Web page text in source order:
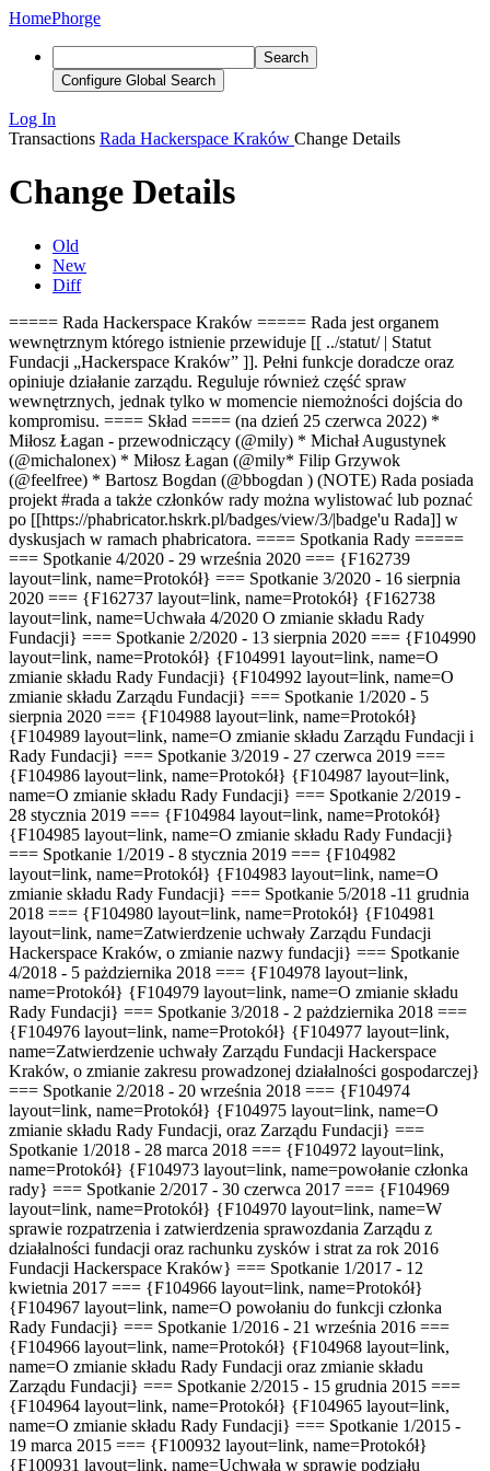
HomePhorge
Search
Configure Global Search
Log In
Transactions Rada Hackerspace Kraków Change Details
Change Details
Old
New
Diff
===== Rada Hackerspace Kraków ===== Rada jest organem
wewnętrznym którego istnienie przewiduje [[ ../statut/ | Statut
Fundacji „Hackerspace Kraków” ]]. Pełni funkcje doradcze oraz
opiniuje działanie zarządu. Reguluje również część spraw
wewnętrznych, jednak tylko w momencie niemożności dojścia do
kompromisu. ==== Skład ==== (na dzień 25 czerwca 2022) *
Miłosz Łagan - przewodniczący (@mily) * Michał Augustynek
(@michalonex) * Miłosz Łagan (@mily* Filip Grzywok
(@feelfree) * Bartosz Bogdan (@bbogdan ) (NOTE) Rada posiada
projekt #rada a także członków rady można wylistować lub poznać
po [[https://phabricator.hskrk.pl/badges/view/3/|badge'u Rada]] w
dyskusjach w ramach phabricatora. ==== Spotkania Rady =====
=== Spotkanie 4/2020 - 29 września 2020 === {F162739
layout=link, name=Protokół} === Spotkanie 3/2020 - 16 sierpnia
2020 === {F162737 layout=link, name=Protokół} {F162738
layout=link, name=Uchwała 4/2020 O zmianie składu Rady
Fundacji} === Spotkanie 2/2020 - 13 sierpnia 2020 === {F104990
layout=link, name=Protokół} {F104991 layout=link, name=O
zmianie składu Rady Fundacji} {F104992 layout=link, name=O
zmianie składu Zarządu Fundacji} === Spotkanie 1/2020 - 5
sierpnia 2020 === {F104988 layout=link, name=Protokół}
{F104989 layout=link, name=O zmianie składu Zarządu Fundacji i
Rady Fundacji} === Spotkanie 3/2019 - 27 czerwca 2019 ===
{F104986 layout=link, name=Protokół} {F104987 layout=link,
name=O zmianie składu Rady Fundacji} === Spotkanie 2/2019 -
28 stycznia 2019 === {F104984 layout=link, name=Protokół}
{F104985 layout=link, name=O zmianie składu Rady Fundacji}
=== Spotkanie 1/2019 - 8 stycznia 2019 === {F104982
layout=link, name=Protokół} {F104983 layout=link, name=O
zmianie składu Rady Fundacji} === Spotkanie 5/2018 -11 grudnia
2018 === {F104980 layout=link, name=Protokół} {F104981
layout=link, name=Zatwierdzenie uchwały Zarządu Fundacji
Hackerspace Kraków, o zmianie nazwy fundacji} === Spotkanie
4/2018 - 5 pażdziernika 2018 === {F104978 layout=link,
name=Protokół} {F104979 layout=link, name=O zmianie składu
Rady Fundacji} === Spotkanie 3/2018 - 2 pażdziernika 2018 ===
{F104976 layout=link, name=Protokół} {F104977 layout=link,
name=Zatwierdzenie uchwały Zarządu Fundacji Hackerspace
Kraków, o zmianie zakresu prowadzonej działalności gospodarczej}
=== Spotkanie 2/2018 - 20 września 2018 === {F104974
layout=link, name=Protokół} {F104975 layout=link, name=O
zmianie składu Rady Fundacji, oraz Zarządu Fundacji} ===
Spotkanie 1/2018 - 28 marca 2018 === {F104972 layout=link,
name=Protokół} {F104973 layout=link, name=powołanie członka
rady} === Spotkanie 2/2017 - 30 czerwca 2017 === {F104969
layout=link, name=Protokół} {F104970 layout=link, name=W
sprawie rozpatrzenia i zatwierdzenia sprawozdania Zarządu z
działalności fundacji oraz rachunku zysków i strat za rok 2016
Fundacji Hackerspace Kraków} === Spotkanie 1/2017 - 12
kwietnia 2017 === {F104966 layout=link, name=Protokół}
{F104967 layout=link, name=O powołaniu do funkcji członka
Rady Fundacji} === Spotkanie 1/2016 - 21 września 2016 ===
{F104966 layout=link, name=Protokół} {F104968 layout=link,
name=O zmianie składu Rady Fundacji oraz zmianie składu
Zarządu Fundacji} === Spotkanie 2/2015 - 15 grudnia 2015 ===
{F104964 layout=link, name=Protokół} {F104965 layout=link,
name=O zmianie składu Rady Fundacji} === Spotkanie 1/2015 -
19 marca 2015 === {F100932 layout=link, name=Protokół}
{F100931 layout=link, name=Uchwała w sprawie podziału